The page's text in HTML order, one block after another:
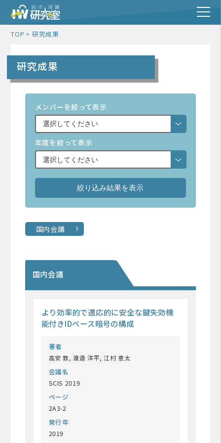
TOP 研究成果
研究成果
メンバーを絞って表示
年度を絞って表示
国内会議
国内会議
より効率的で適応的に安全な鍵失効機
能付きIDベース暗号の構成
著者
高安 敦, 渡邉 洋平, 江村 恵太
会議名
SCIS 2019
ページ
2A3-2
発行年
2019